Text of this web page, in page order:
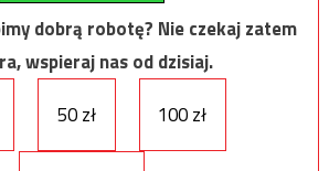
dobrą robotę? Nie czekaj zatem
wspieraj nas od dzisiaj.
50 zł 100 zł